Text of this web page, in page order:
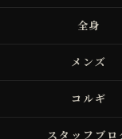
全身
メンズ
コルギ
スタッフブロ